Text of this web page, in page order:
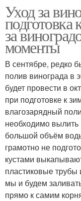
Уход за
подготовка
за
моменты
В сентябре, редко
полив винограда в
будет провести в
при подготовке к
влагозарядный
необходимо
большой объём
грамотно не
кустами
пластиковые трубы
мы и будем
прямо к самим